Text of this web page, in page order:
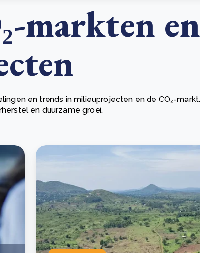
Drie stappen die het herstel van Kenia’s bossen
meer
markten en
en trends in milieuprojecten en de CO₂-
en duurzame groei.